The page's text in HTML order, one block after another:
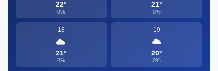
22°
0%
21°
0%
18
21°
0%
19
20°
0%